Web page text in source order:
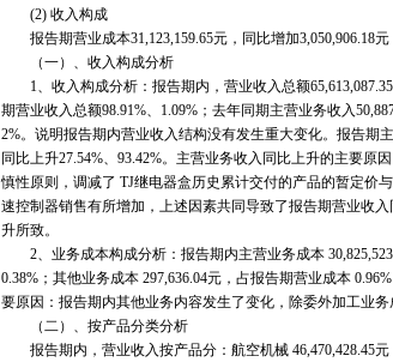
(2) 收入构成
报告期营业成本31,123,159.65元，同比增加3,050,906.18元
（一）、收入构成分析
1、收入构成分析：报告期内，营业收入总额65,613,087.35
期营业收入总额98.91%、1.09%；去年同期主营业务收入
2%。说明报告期内营业收入结构没有发生重大变化。报告期
同比上升27.54%、93.42%。主营业务收入同比上升的主要
慎性原则，调减了 TJ继电器盒历史累计交付的产品的暂定
速控制器销售有所增加，上述因素共同导致了报告期营业收
升所致。
2、业务成本构成分析：报告期内主营业务成本
0.38%；其他业务成本 297,636.04元，占报告期营业成本
要原因：报告期内其他业务内容发生了变化，除委外加工业
（二）、按产品分类分析
报告期内，营业收入按产品分：航空机械 46,470,428.45元